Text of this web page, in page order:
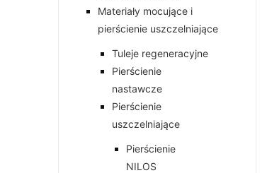
Materiały mocujące i
pierścienie uszczelniające
Tuleje regeneracyjne
Pierścienie
nastawcze
Pierścienie
uszczelniające
Pierścienie
NILOS